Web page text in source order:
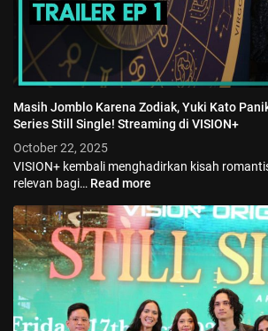
Masih Jomblo Karena Zodiak, Yuki Kato
Series Still Single! Streaming di VISION+
October 22, 2025
VISION+ kembali menghadirkan kisah
relevan bagi… Read more